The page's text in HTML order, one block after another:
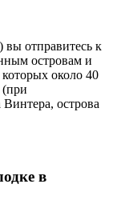
вы отправитесь к
островам и
около 40
(при
острова
в